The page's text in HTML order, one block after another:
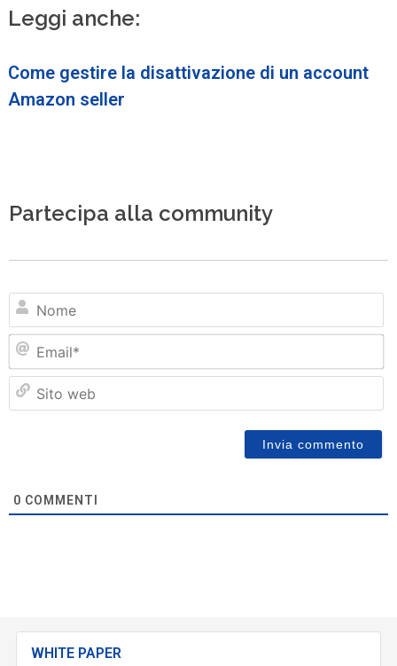
Leggi anche:
Come gestire la disattivazione di un account
Amazon seller
Partecipa alla community
0 COMMENTI
WHITE PAPER